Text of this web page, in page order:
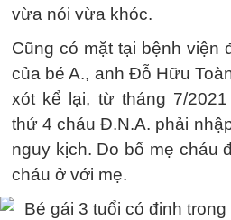
vừa nói vừa khóc.
Cũng có mặt tại bệnh viện
của bé A., anh Đỗ Hữu
xót kể lại, từ tháng 7/
thứ 4 cháu Đ.N.A. phải
nguy kịch. Do bố mẹ cháu
cháu ở với mẹ.